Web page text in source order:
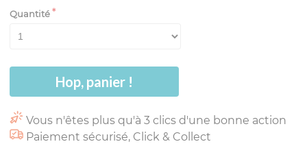
Quantité
Hop, panier !
Vous n'êtes plus qu'à 3 clics d'une bonne action
Paiement sécurisé, Click & Collect